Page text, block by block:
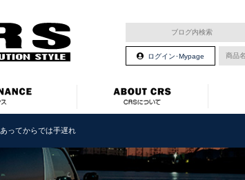
ログイン･Mypage
ってからでは手遅れ